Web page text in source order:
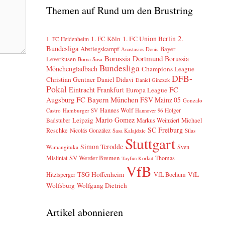
Themen auf Rund um den Brustring
1. FC Heidenheim 1. FC Köln 1. FC Union Berlin 2.
Bundesliga Abstiegskampf Anastasios Donis Bayer
Leverkusen Borna Sosa Borussia Dortmund Borussia
Mönchengladbach Bundesliga Champions League
Christian Gentner Daniel Didavi Daniel Ginczek DFB-
Pokal Eintracht Frankfurt Europa League FC
Augsburg FC Bayern München FSV Mainz 05 Gonzalo
Castro Hamburger SV Hannes Wolf Hannover 96 Holger
Badstuber Leipzig Mario Gomez Markus Weinzierl Michael
Reschke Nicolás González Sasa Kalajdzic SC Freiburg Silas
Wamangituka Simon Terodde Stuttgart Sven
Mislintat SV Werder Bremen Tayfun Korkut Thomas
Hitzlsperger TSG Hoffenheim VfB VfL Bochum VfL
Wolfsburg Wolfgang Dietrich
Artikel abonnieren